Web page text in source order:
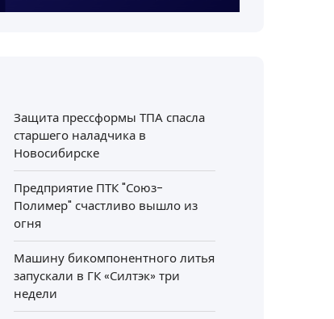
Защита прессформы ТПА спасла
старшего наладчика в
Новосибирске
Предприятие ПТК "Союз-
Полимер" счастливо вышло из
огня
Машину бикомпонентного литья
запускали в ГК «Силтэк» три
недели